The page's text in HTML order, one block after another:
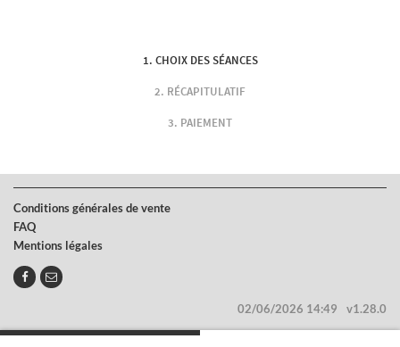
CHOIX DES SÉANCES
RÉCAPITULATIF
PAIEMENT
Conditions générales de vente
FAQ
Mentions légales
02/06/2026 14:49 v1.28.0